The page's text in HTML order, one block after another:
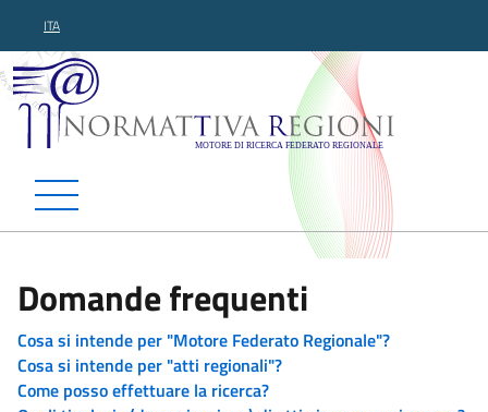
ITA
Normattiva Regioni -
Domande frequenti
Cosa si intende per "Motore Federato Regionale"?
Cosa si intende per "atti regionali"?
Come posso effettuare la ricerca?